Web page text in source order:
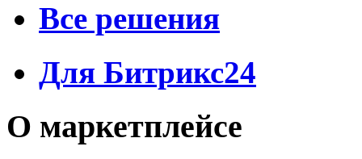
Все решения
Для Битрикс24
О маркетплейсе